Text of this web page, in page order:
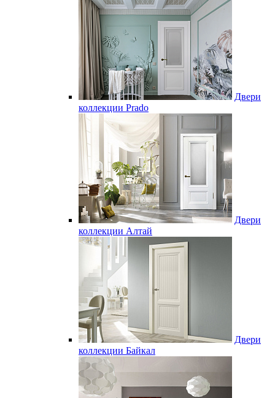
Двери
коллекции Prado
Двери
коллекции Алтай
Двери
коллекции Байкал